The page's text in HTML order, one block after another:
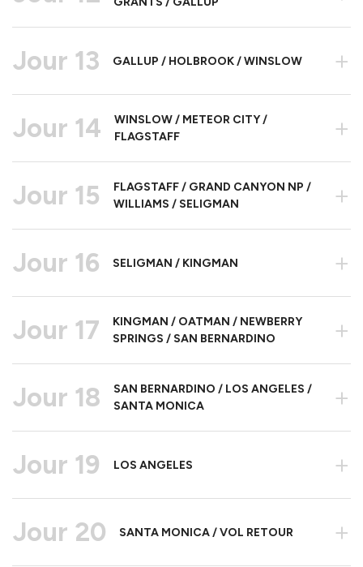
Jour 13 GALLUP / HOLBROOK / WINSLOW +
Jour 14
WINSLOW / METEOR CITY /
FLAGSTAFF
+
Jour 15
FLAGSTAFF / GRAND CANYON NP /
WILLIAMS / SELIGMAN
+
Jour 16 SELIGMAN / KINGMAN +
Jour 17
KINGMAN / OATMAN / NEWBERRY
SPRINGS / SAN BERNARDINO
+
Jour 18
SAN BERNARDINO / LOS ANGELES /
SANTA MONICA
+
Jour 19 LOS ANGELES +
Jour 20 SANTA MONICA / VOL RETOUR +